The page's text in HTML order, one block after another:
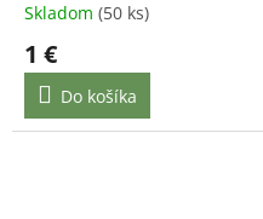
Skladom (50 ks)
1 €
Do košíka